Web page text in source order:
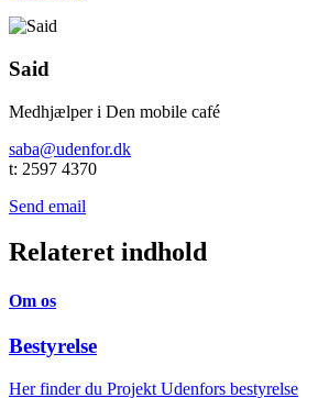
Said
Medhjælper i Den mobile café
saba@udenfor.dk
t: 2597 4370
Send email
Relateret indhold
Om os
Bestyrelse
Her finder du Projekt Udenfors bestyrelse